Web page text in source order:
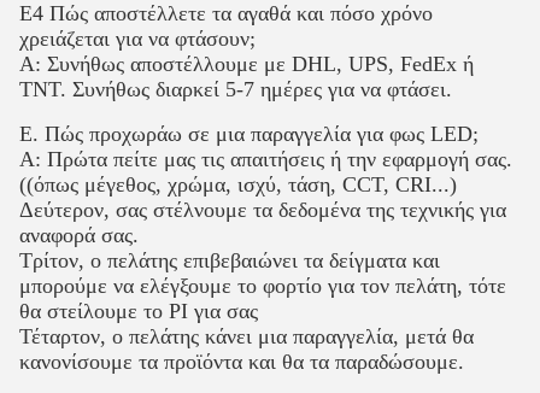
Ε4 Πώς αποστέλλετε τα αγαθά και πόσο χρόνο
χρειάζεται για να φτάσουν;
Α: Συνήθως αποστέλλουμε με DHL, UPS, FedEx ή
TNT. Συνήθως διαρκεί 5-7 ημέρες για να φτάσει.
Ε. Πώς προχωράω σε μια παραγγελία για φως LED;
Α: Πρώτα πείτε μας τις απαιτήσεις ή την εφαρμογή σας.
((όπως μέγεθος, χρώμα, ισχύ, τάση, CCT, CRI...)
Δεύτερον, σας στέλνουμε τα δεδομένα της τεχνικής για
αναφορά σας.
Τρίτον, ο πελάτης επιβεβαιώνει τα δείγματα και
μπορούμε να ελέγξουμε το φορτίο για τον πελάτη, τότε
θα στείλουμε το PI για σας
Τέταρτον, ο πελάτης κάνει μια παραγγελία, μετά θα
κανονίσουμε τα προϊόντα και θα τα παραδώσουμε.